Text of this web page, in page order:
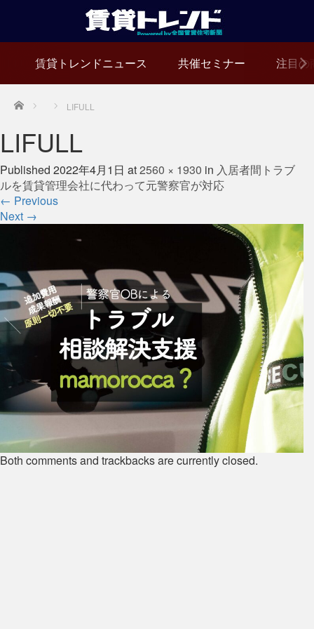
賃貸トレンドニュース 共催セミナー 注目の
Home LIFULL
LIFULL
Published 2022年4月1日 at2560 × 1930 in 入居者間トラブ
ルを賃貸管理会社に代わって元警察官が対応
← Previous
Next →
Both comments and trackbacks are currently closed.